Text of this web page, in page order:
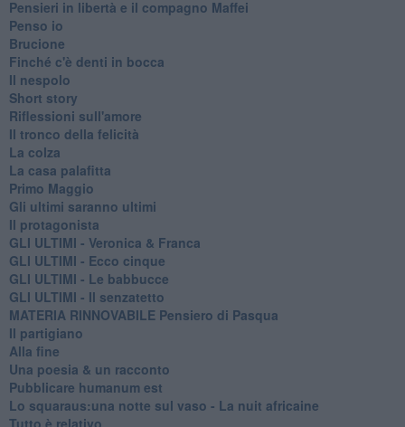
Pensieri in libertà e il compagno Maffei
Penso io
Brucione
Finché c'è denti in bocca
Il nespolo
Short story
Riflessioni sull'amore
Il tronco della felicità
La colza
La casa palafitta
Primo Maggio
Gli ultimi saranno ultimi
Il protagonista
GLI ULTIMI - Veronica & Franca
GLI ULTIMI - Ecco cinque
GLI ULTIMI - Le babbucce
GLI ULTIMI - Il senzatetto
MATERIA RINNOVABILE Pensiero di Pasqua
Il partigiano
Alla fine
Una poesia & un racconto
Pubblicare humanum est
Lo squaraus:una notte sul vaso - La nuit africaine
Tutto è relativo